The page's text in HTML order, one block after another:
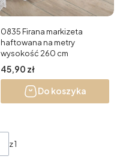
0835 Firana markizeta
haftowana na metry
wysokość 260 cm
Cena
45,90 zł
Do koszyka
z 1